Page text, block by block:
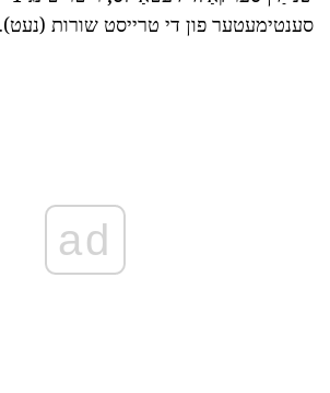
סענטימעטער פון די טרייסט שורות (נעט).
ad